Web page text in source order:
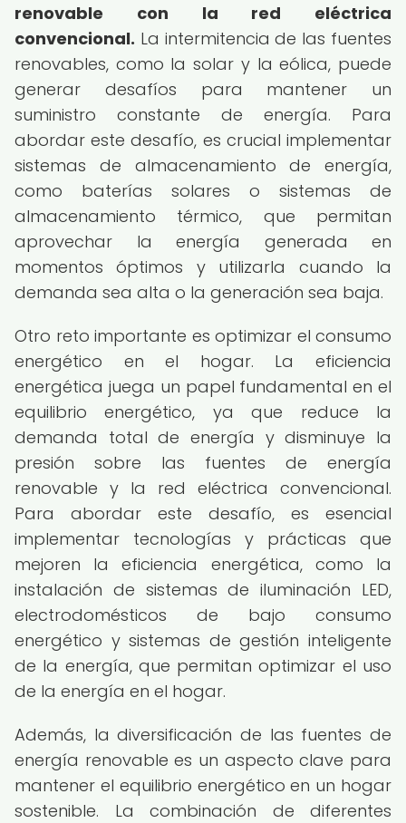
renovable con la red eléctrica
convencional. La intermitencia de las fuentes
renovables, como la solar y la eólica, puede
generar desafíos para mantener un
suministro constante de energía. Para
abordar este desafío, es crucial implementar
sistemas de almacenamiento de energía,
como baterías solares o sistemas de
almacenamiento térmico, que permitan
aprovechar la energía generada en
momentos óptimos y utilizarla cuando la
demanda sea alta o la generación sea baja.
Otro reto importante es optimizar el consumo
energético en el hogar. La eficiencia
energética juega un papel fundamental en el
equilibrio energético, ya que reduce la
demanda total de energía y disminuye la
presión sobre las fuentes de energía
renovable y la red eléctrica convencional.
Para abordar este desafío, es esencial
implementar tecnologías y prácticas que
mejoren la eficiencia energética, como la
instalación de sistemas de iluminación LED,
electrodomésticos de bajo consumo
energético y sistemas de gestión inteligente
de la energía, que permitan optimizar el uso
de la energía en el hogar.
Además, la diversificación de las fuentes de
energía renovable es un aspecto clave para
mantener el equilibrio energético en un hogar
sostenible. La combinación de diferentes